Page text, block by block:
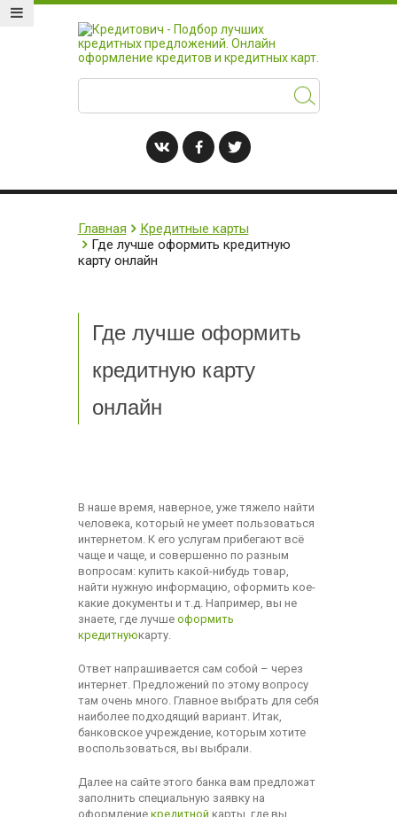
Главная
Кредитные карты
Где лучше оформить кредитную
карту онлайн
Где лучше оформить
кредитную карту
онлайн
В наше время, наверное, уже тяжело найти
человека, который не умеет пользоваться
интернетом. К его услугам прибегают всё
чаще и чаще, и совершенно по разным
вопросам: купить какой-нибудь товар,
найти нужную информацию, оформить кое-
какие документы и т.д. Например, вы не
знаете, где лучше оформить
кредитнуюкарту.
Ответ напрашивается сам собой – через
интернет. Предложений по этому вопросу
там очень много. Главное выбрать для себя
наиболее подходящий вариант. Итак,
банковское учреждение, которым хотите
воспользоваться, вы выбрали.
Далее на сайте этого банка вам предложат
заполнить специальную заявку на
оформление кредитной карты, где вы